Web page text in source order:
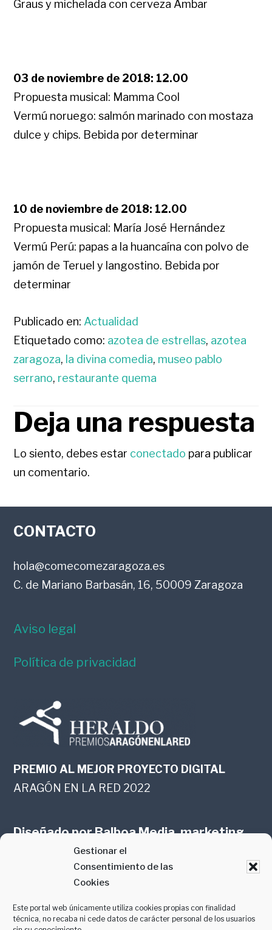
Gestionar el
Consentimiento de las
Cookies
Este portal web únicamente utiliza cookies propias con finalidad
técnica, no recaba ni cede datos de carácter personal de los usuarios
Graus y michelada con cerveza Ambar
03 de noviembre de 2018: 12.00
Propuesta musical: Mamma Cool
Vermú noruego: salmón marinado con mostaza
dulce y chips. Bebida por determinar
10 de noviembre de 2018: 12.00
Propuesta musical: María José Hernández
Vermú Perú: papas a la huancaína con polvo de
jamón de Teruel y langostino. Bebida por
determinar
Publicado en: Actualidad
Etiquetado como: azotea de estrellas, azotea
zaragoza, la divina comedia, museo pablo
serrano, restaurante quema
INTERACCIONES
CON
LOS
LECTORES
Deja una respuesta
Lo siento, debes estar conectado para publicar
un comentario.
FOOTER
CONTACTO
hola@comecomezaragoza.es
C. de Mariano Barbasán, 16, 50009 Zaragoza
Aviso legal
Política de privacidad
PREMIO AL MEJOR PROYECTO DIGITAL
ARAGÓN EN LA RED 2022
Diseñado porBalboa Media, marketing
online en Zaragoza